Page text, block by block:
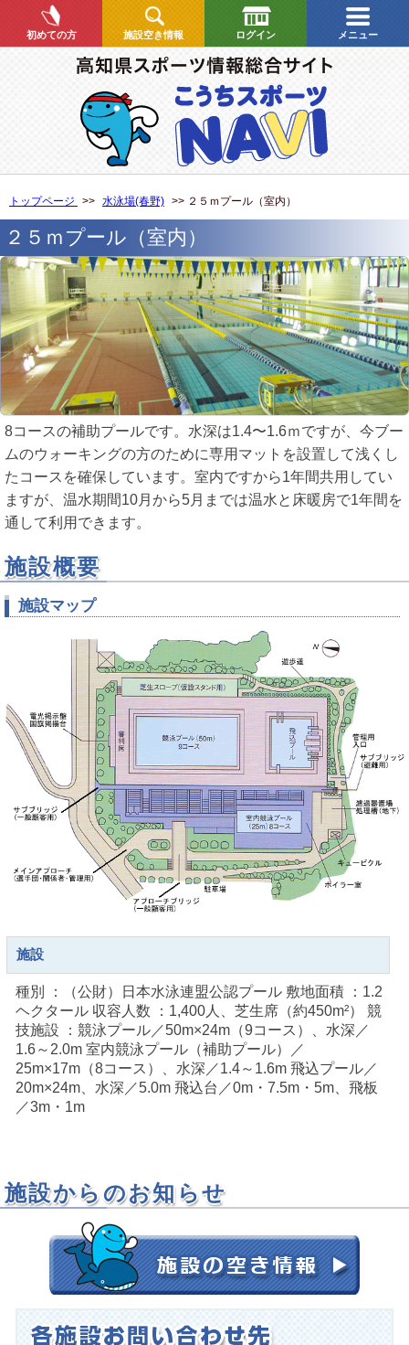
初めての方 施設空き情報 ログイン メニュー
トップページ >> 水泳場(春野) >> ２５ｍプール（室内）
２５ｍプール（室内）
8コースの補助プールです。水深は1.4〜1.6ｍですが、今ブー
ムのウォーキングの方のために専用マットを設置して浅くし
たコースを確保しています。室内ですから1年間共用してい
ますが、温水期間10月から5月までは温水と床暖房で1年間を
通して利用できます。
施設概要
施設マップ
施設
種別 ：（公財）日本水泳連盟公認プール 敷地面積 ：1.2
ヘクタール 収容人数 ：1,400人、芝生席（約450m²） 競
技施設 ：競泳プール／50m×24m（9コース）、水深／
1.6～2.0m 室内競泳プール（補助プール）／
25m×17m（8コース）、水深／1.4～1.6m 飛込プール／
20m×24m、水深／5.0m 飛込台／0m・7.5m・5m、飛板
／3m・1m
施設からのお知らせ